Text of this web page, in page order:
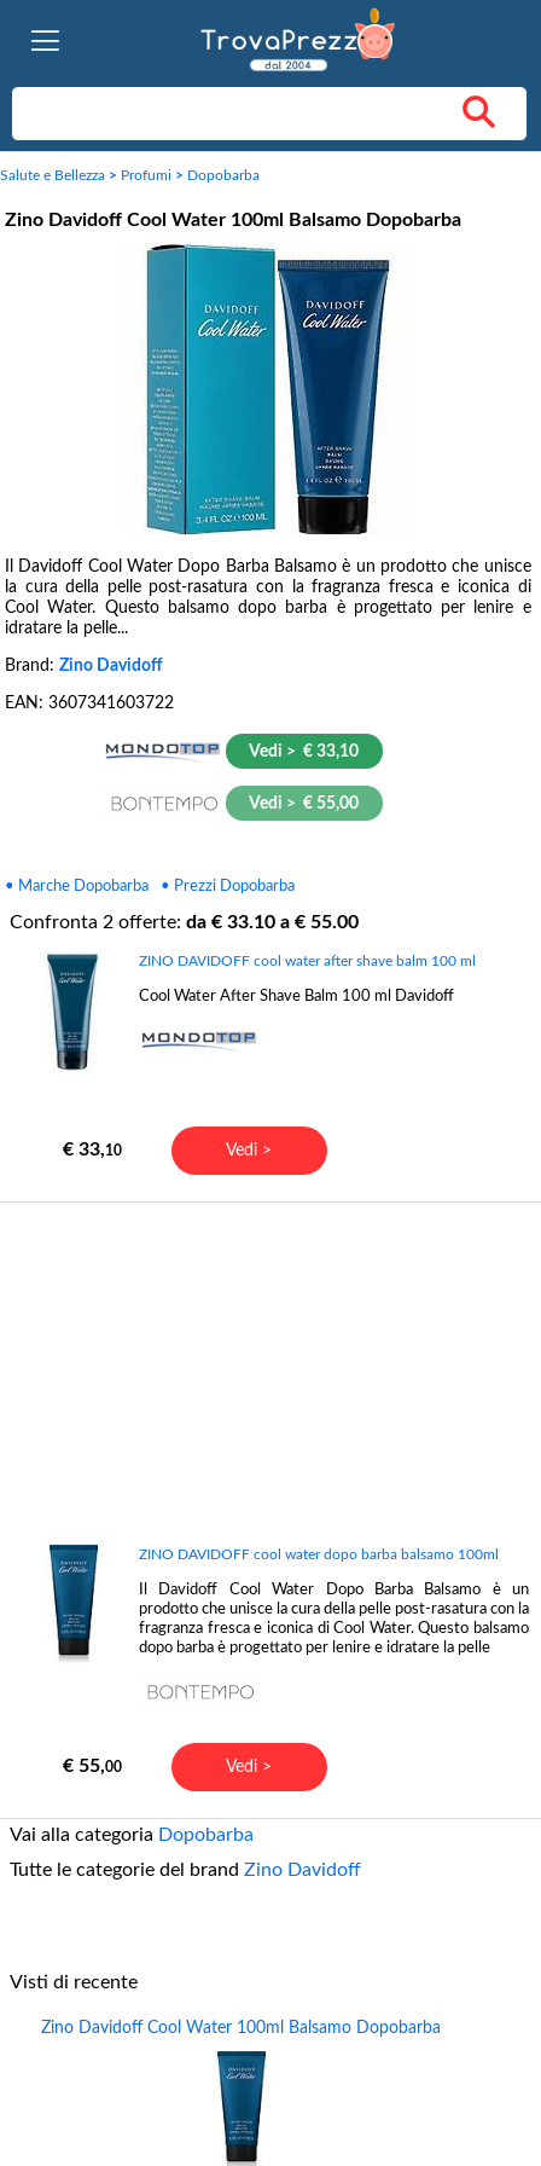
Salute e Bellezza > Profumi > Dopobarba
Zino Davidoff Cool Water 100ml Balsamo Dopobarba
Il Davidoff Cool Water Dopo Barba Balsamo è un prodotto che unisce
la cura della pelle post-rasatura con la fragranza fresca e iconica di
Cool Water. Questo balsamo dopo barba è progettato per lenire e
idratare la pelle...
Brand: Zino Davidoff
EAN: 3607341603722
Vedi > € 33,10
Vedi > € 55,00
• Marche Dopobarba • Prezzi Dopobarba
Confronta 2 offerte: da € 33.10 a € 55.00
ZINO DAVIDOFF cool water after shave balm 100 ml
Cool Water After Shave Balm 100 ml Davidoff
€ 33,10 Vedi >
ZINO DAVIDOFF cool water dopo barba balsamo 100ml
Il Davidoff Cool Water Dopo Barba Balsamo è un
prodotto che unisce la cura della pelle post-rasatura con la
fragranza fresca e iconica di Cool Water. Questo balsamo
dopo barba è progettato per lenire e idratare la pelle
€ 55,00 Vedi >
Vai alla categoria Dopobarba
Tutte le categorie del brand Zino Davidoff
Visti di recente
Zino Davidoff Cool Water 100ml Balsamo Dopobarba